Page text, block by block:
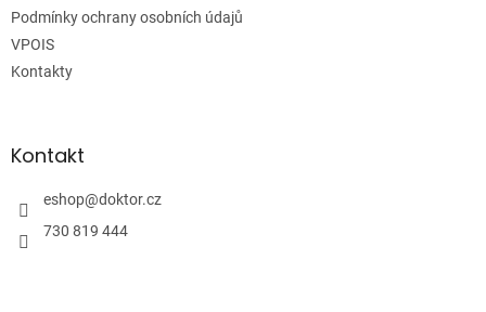
Podmínky ochrany osobních údajů
VPOIS
Kontakty
Kontakt
eshop@doktor.cz
730 819 444